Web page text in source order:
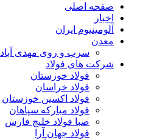
صفحه اصلی
اخبار
آلومینیوم ایران
معدن
سرب و روی مهدی آباد
شرکت های فولاد
فولاد خوزستان
فولاد خراسان
فولاد اکسین خوزستان
فولاد مبارکه سپاهان
صبا فولاد خلیج فارس
فولاد جهان آرا